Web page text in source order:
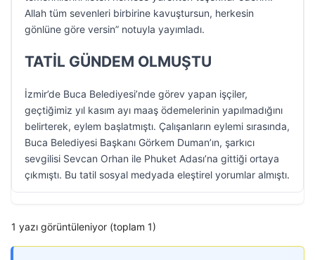
Allah tüm sevenleri birbirine kavuştursun, herkesin
gönlüne göre versin” notuyla yayımladı.
TATİL GÜNDEM OLMUŞTU
İzmir’de Buca Belediyesi’nde görev yapan işçiler,
geçtiğimiz yıl kasım ayı maaş ödemelerinin yapılmadığını
belirterek, eylem başlatmıştı. Çalışanların eylemi sırasında,
Buca Belediyesi Başkanı Görkem Duman’ın, şarkıcı
sevgilisi Sevcan Orhan ile Phuket Adası’na gittiği ortaya
çıkmıştı. Bu tatil sosyal medyada eleştirel yorumlar almıştı.
1 yazı görüntüleniyor (toplam 1)